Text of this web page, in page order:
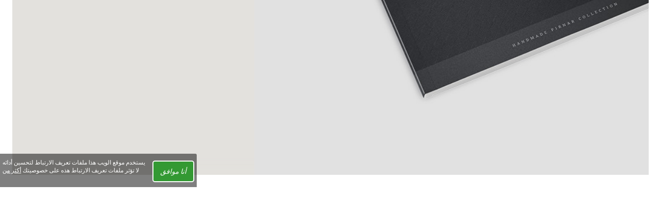
يستخدم موقع الويب هذا ملفات تعريف الارتباط لتحسين أدائه
لا تؤثر ملفات تعريف الارتباط هذه على خصوصيتك أكثر من أنا موافق